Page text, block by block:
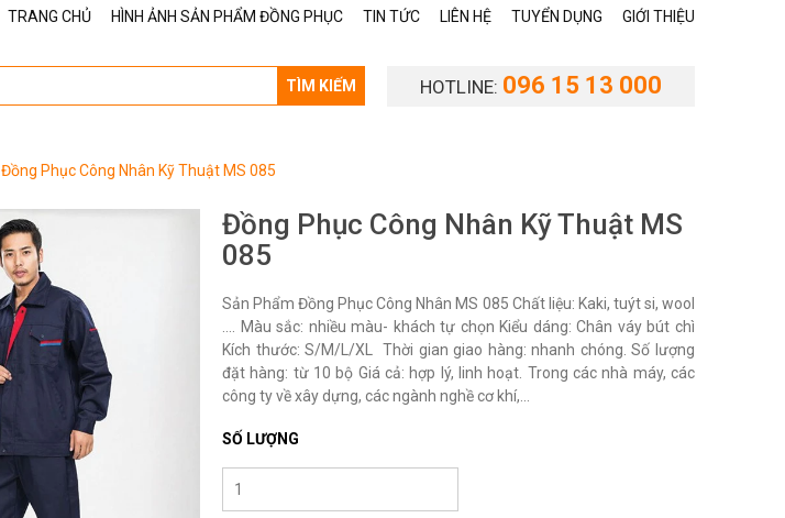
TRANG CHỦ HÌNH ẢNH SẢN PHẨM ĐỒNG PHỤC TIN TỨC LIÊN HỆ TUYỂN DỤNG GIỚI THIỆU
HOTLINE: 096 15 13 000
TÌM KIẾM
Đồng Phục Công Nhân Kỹ Thuật MS 085
Đồng Phục Công Nhân Kỹ Thuật MS
085
Sản Phẩm Đồng Phục Công Nhân MS 085 Chất liệu: Kaki, tuýt si, wool
…. Màu sắc: nhiều màu- khách tự chọn Kiểu dáng: Chân váy bút chì
Kích thước: S/M/L/XL Thời gian giao hàng: nhanh chóng. Số lượng
đặt hàng: từ 10 bộ Giá cả: hợp lý, linh hoạt. Trong các nhà máy, các
công ty về xây dựng, các ngành nghề cơ khí,...
SỐ LƯỢNG